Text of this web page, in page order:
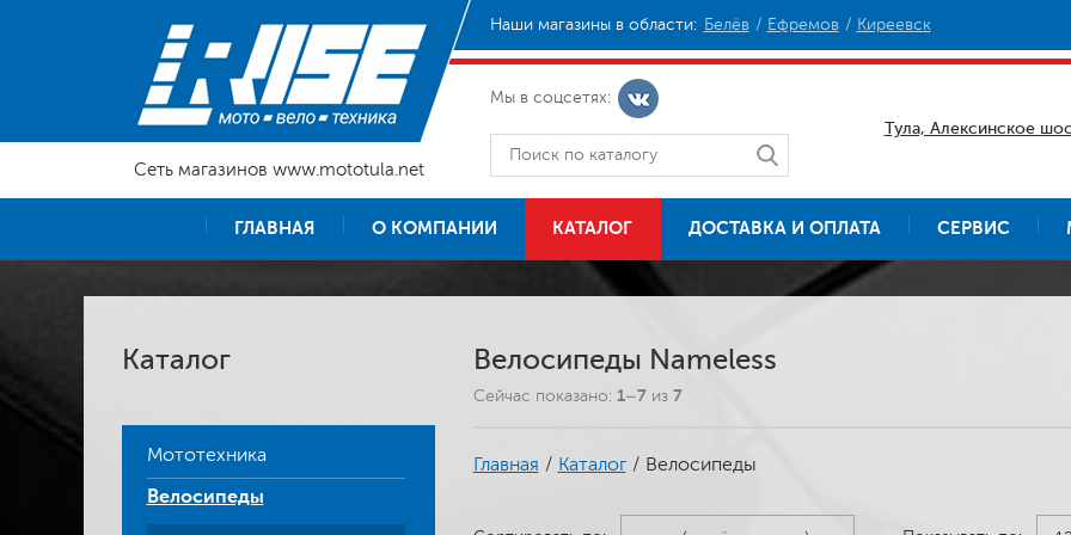
Сеть магазинов www.mototula.net
Наши магазины в области: Белёв Ефремов Киреевск
Мы в соцсетях:
Тула, Алексинское
ГЛАВНАЯ О КОМПАНИИ КАТАЛОГ ДОСТАВКА И ОПЛАТА СЕРВИС
Каталог
Мототехника
Велосипеды
Велосипеды Nameless
Сейчас показано: 1–7 из 7
Главная / Каталог / Велосипеды